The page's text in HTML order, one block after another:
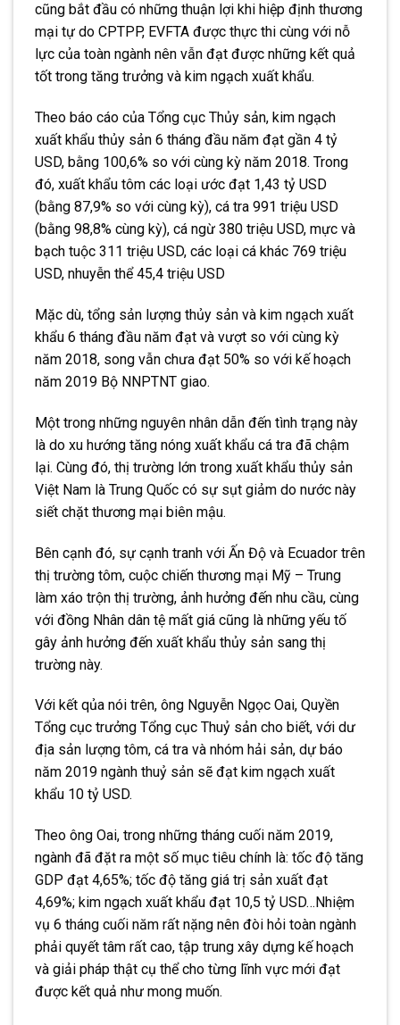
cũng bắt đầu có những thuận lợi khi hiệp định thương
mại tự do CPTPP, EVFTA được thực thi cùng với nỗ
lực của toàn ngành nên vẫn đạt được những kết quả
tốt trong tăng trưởng và kim ngạch xuất khẩu.
Theo báo cáo của Tổng cục Thủy sản, kim ngạch
xuất khẩu thủy sản 6 tháng đầu năm đạt gần 4 tỷ
USD, bằng 100,6% so với cùng kỳ năm 2018. Trong
đó, xuất khẩu tôm các loại ước đạt 1,43 tỷ USD
(bằng 87,9% so với cùng kỳ), cá tra 991 triệu USD
(bằng 98,8% cùng kỳ), cá ngừ 380 triệu USD, mực và
bạch tuộc 311 triệu USD, các loại cá khác 769 triệu
USD, nhuyễn thể 45,4 triệu USD
Mặc dù, tổng sản lượng thủy sản và kim ngạch xuất
khẩu 6 tháng đầu năm đạt và vượt so với cùng kỳ
năm 2018, song vẫn chưa đạt 50% so với kế hoạch
năm 2019 Bộ NNPTNT giao.
Một trong những nguyên nhân dẫn đến tình trạng này
là do xu hướng tăng nóng xuất khẩu cá tra đã chậm
lại. Cùng đó, thị trường lớn trong xuất khẩu thủy sản
Việt Nam là Trung Quốc có sự sụt giảm do nước này
siết chặt thương mại biên mậu.
Bên cạnh đó, sự cạnh tranh với Ấn Độ và Ecuador trên
thị trường tôm, cuộc chiến thương mại Mỹ – Trung
làm xáo trộn thị trường, ảnh hưởng đến nhu cầu, cùng
với đồng Nhân dân tệ mất giá cũng là những yếu tố
gây ảnh hưởng đến xuất khẩu thủy sản sang thị
trường này.
Với kết qủa nói trên, ông Nguyễn Ngọc Oai, Quyền
Tổng cục trưởng Tổng cục Thuỷ sản cho biết, với dư
địa sản lượng tôm, cá tra và nhóm hải sản, dự báo
năm 2019 ngành thuỷ sản sẽ đạt kim ngạch xuất
khẩu 10 tỷ USD.
Theo ông Oai, trong những tháng cuối năm 2019,
ngành đã đặt ra một số mục tiêu chính là: tốc độ tăng
GDP đạt 4,65%; tốc độ tăng giá trị sản xuất đạt
4,69%; kim ngạch xuất khẩu đạt 10,5 tỷ USD…Nhiệm
vụ 6 tháng cuối năm rất nặng nên đòi hỏi toàn ngành
phải quyết tâm rất cao, tập trung xây dựng kế hoạch
và giải pháp thật cụ thể cho từng lĩnh vực mới đạt
được kết quả như mong muốn.